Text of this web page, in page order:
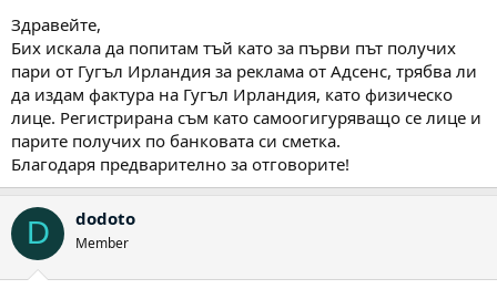
а
Здравейте,
Бих искала да попитам тъй като за първи път получих
пари от Гугъл Ирландия за реклама от Адсенс, трябва ли
да издам фактура на Гугъл Ирландия, като физическо
лице. Регистрирана съм като самоогигуряващо се лице и
парите получих по банковата си сметка.
Благодаря предварително за отговорите!
D dodoto
Member